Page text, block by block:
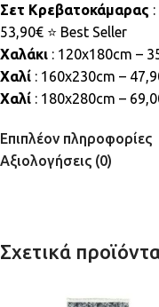
Σετ Κρεβατοκάμαρας
53,90€ ⭐ Best Seller
Χαλάκι : 120x180cm –
Χαλί : 160x230cm –
Χαλί : 180x280cm –
Επιπλέον πληροφορίες
Αξιολογήσεις (0)
Σχετικά